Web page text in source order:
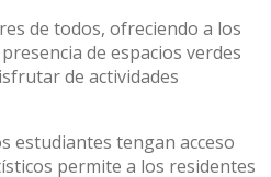
de todos, ofreciendo a los
de espacios verdes
de actividades
estudiantes tengan acceso
permite a los residentes